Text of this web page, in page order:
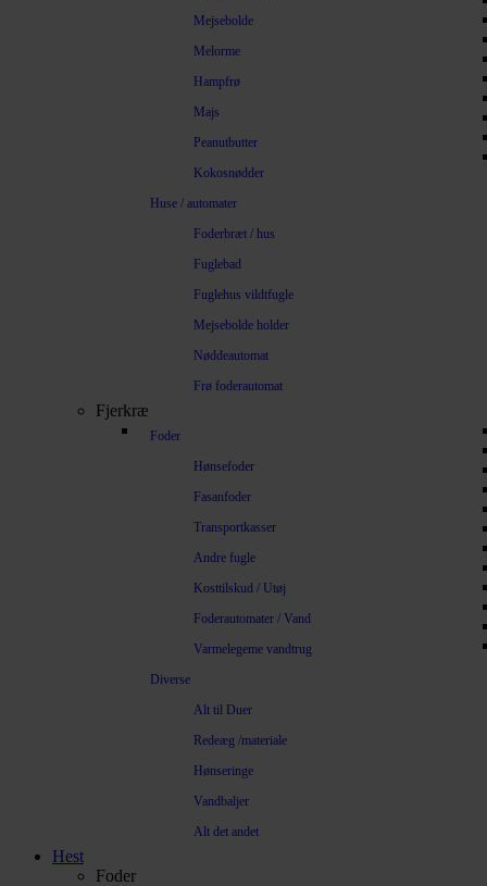
Mejsebolde
Melorme
Hampfrø
Majs
Peanutbutter
Kokosnødder
Huse / automater
Foderbræt / hus
Fuglebad
Fuglehus vildtfugle
Mejsebolde holder
Nøddeautomat
Frø foderautomat
Fjerkræ
Foder
Hønsefoder
Fasanfoder
Transportkasser
Andre fugle
Kosttilskud / Utøj
Foderautomater / Vand
Varmelegeme vandtrug
Diverse
Alt til Duer
Redeæg /materiale
Hønseringe
Vandbaljer
Alt det andet
Hest
Foder